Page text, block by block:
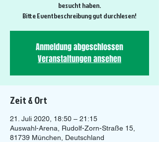
besucht haben.
Bitte Eventbeschreibung gut durchlesen!
Anmeldung abgeschlossen
Veranstaltungen ansehen
Zeit & Ort
21. Juli 2020, 18:50 – 21:15
Auswahl-Arena, Rudolf-Zorn-Straße 15,
81739 München, Deutschland